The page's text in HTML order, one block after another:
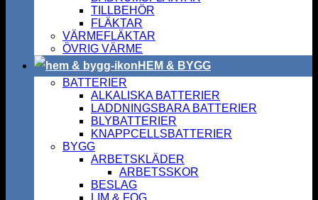
TILLBEHÖR
FLÄKTAR
VÄRMEFLÄKTAR
ÖVRIG VÄRME
HEM & BYGG
BATTERIER
ALKALISKA BATTERIER
LADDNINGSBARA BATTERIER
BLYBATTERIER
KNAPPCELLSBATTERIER
BYGG
ARBETSKLÄDER
ARBETSSKOR
BESLAG
LIM & FOG